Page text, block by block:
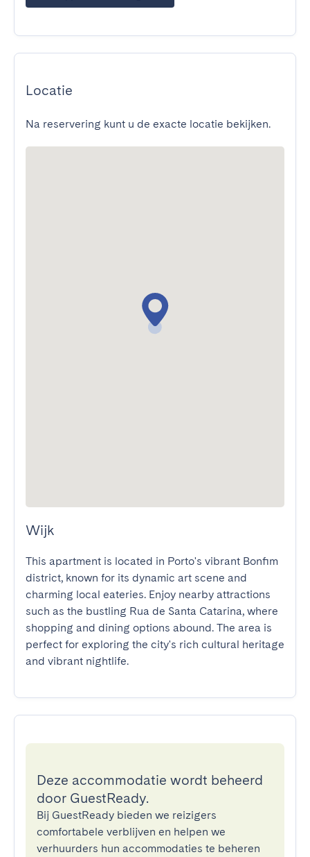
Locatie
Na reservering kunt u de exacte locatie bekijken.
Wijk
This apartment is located in Porto's vibrant Bonfim
district, known for its dynamic art scene and
charming local eateries. Enjoy nearby attractions
such as the bustling Rua de Santa Catarina, where
shopping and dining options abound. The area is
perfect for exploring the city's rich cultural heritage
and vibrant nightlife.
Deze accommodatie wordt beheerd
door GuestReady.
Bij GuestReady bieden we reizigers
comfortabele verblijven en helpen we
verhuurders hun accommodaties te beheren